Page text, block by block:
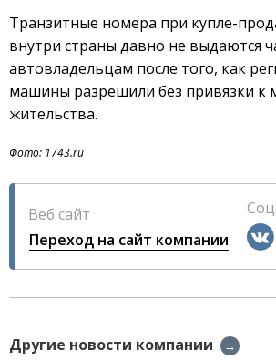
Транзитные номера при купле-
внутри страны давно не выдаются
автовладельцам после того, как
машины разрешили без привязки к
жительства.
Фото: 1743.ru
Веб сайт
Переход на сайт компании
Другие новости компании →